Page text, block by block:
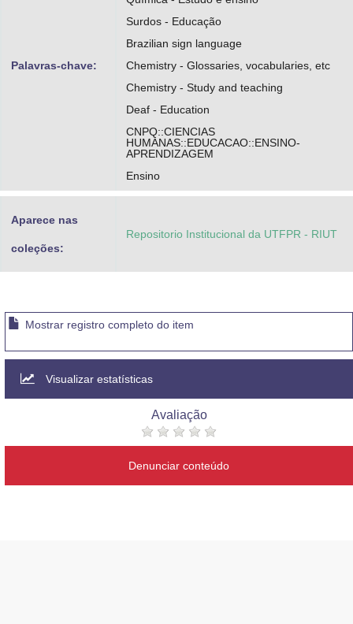
Palavras-chave:
Surdos - Educação
Brazilian sign language
Chemistry - Glossaries, vocabularies, etc
Chemistry - Study and teaching
Deaf - Education
CNPQ::CIENCIAS
HUMANAS::EDUCACAO::ENSINO-
APRENDIZAGEM
Ensino
Aparece nas
coleções:
Repositorio Institucional da UTFPR - RIUT
Mostrar registro completo do item
Visualizar estatísticas
Avaliação
Denunciar conteúdo